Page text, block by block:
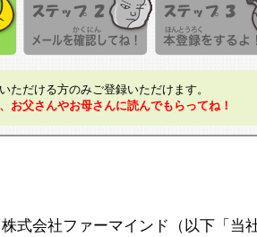
ただける方のみご登録いただけます。
お父さんやお母さんに読んでもらってね！
式会社ファーマインド（以下「当